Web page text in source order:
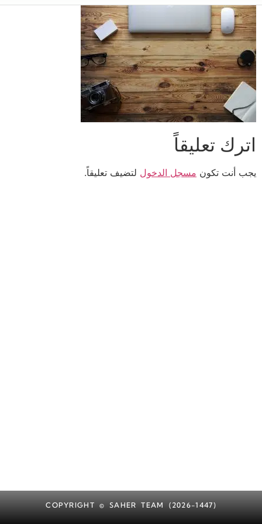
اترك تعليقاً
يجب أنت تكون مسجل الدخول لتضيف تعليقاً.
COPYRIGHT © SAHER TEAM (2026-1447)